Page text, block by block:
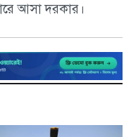
আসা দরকার।